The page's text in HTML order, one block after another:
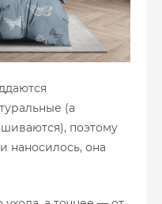
(а
поэтому
наносилось, она